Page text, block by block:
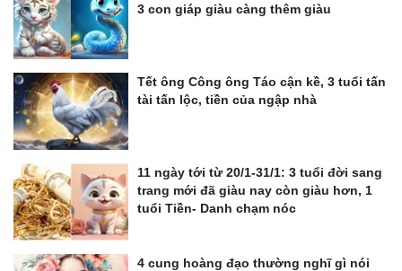
3 con giáp giàu càng thêm giàu
Tết ông Công ông Táo cận kề, 3 tuổi tấn
tài tấn lộc, tiền của ngập nhà
11 ngày tới từ 20/1-31/1: 3 tuổi đời sang
trang mới đã giàu nay còn giàu hơn, 1
tuổi Tiền- Danh chạm nóc
4 cung hoàng đạo thường nghĩ gì nói